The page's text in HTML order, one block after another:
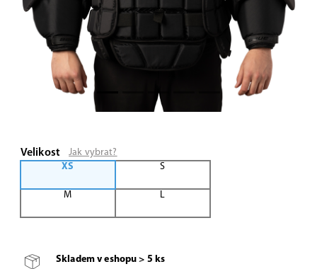
Velikost
Jak vybrat?
XS
S
M L
Skladem v eshopu > 5 ks